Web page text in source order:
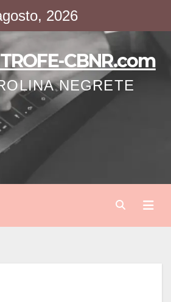
2026
CBNR.com
NEGRETE